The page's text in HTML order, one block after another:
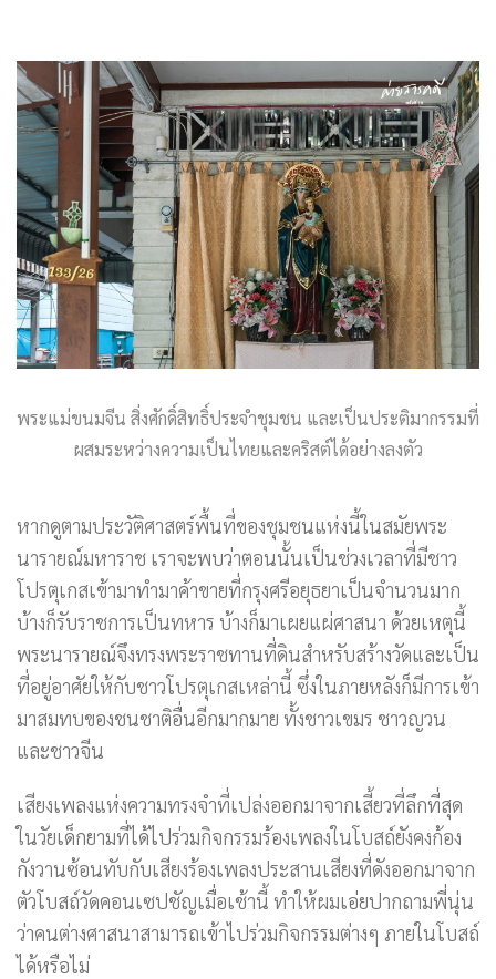
พระแม่ขนมจีน สิ่งศักดิ์สิทธิ์ประจำชุมชน และเป็นประติมากรรมที่
ผสมระหว่างความเป็นไทยและคริสต์ได้อย่างลงตัว
หากดูตามประวัติศาสตร์พื้นที่ของชุมชนแห่งนี้ในสมัยพระ
นารายณ์มหาราช เราจะพบว่าตอนนั้นเป็นช่วงเวลาที่มีชาว
โปรตุเกสเข้ามาทำมาค้าขายที่กรุงศรีอยุธยาเป็นจำนวนมาก
บ้างก็รับราชการเป็นทหาร บ้างก็มาเผยแผ่ศาสนา ด้วยเหตุนี้
พระนารายณ์จึงทรงพระราชทานที่ดินสำหรับสร้างวัดและเป็น
ที่อยู่อาศัยให้กับชาวโปรตุเกสเหล่านี้ ซึ่งในภายหลังก็มีการเข้า
มาสมทบของชนชาติอื่นอีกมากมาย ทั้งชาวเขมร ชาวญวน
และชาวจีน
เสียงเพลงแห่งความทรงจำที่เปล่งออกมาจากเสี้ยวที่ลึกที่สุด
ในวัยเด็กยามที่ได้ไปร่วมกิจกรรมร้องเพลงในโบสถ์ยังคงก้อง
กังวานซ้อนทับกับเสียงร้องเพลงประสานเสียงที่ดังออกมาจาก
ตัวโบสถ์วัดคอนเซปชัญเมื่อเช้านี้ ทำให้ผมเอ่ยปากถามพี่นุ่น
ว่าคนต่างศาสนาสามารถเข้าไปร่วมกิจกรรมต่างๆ ภายในโบสถ์
ได้หรือไม่